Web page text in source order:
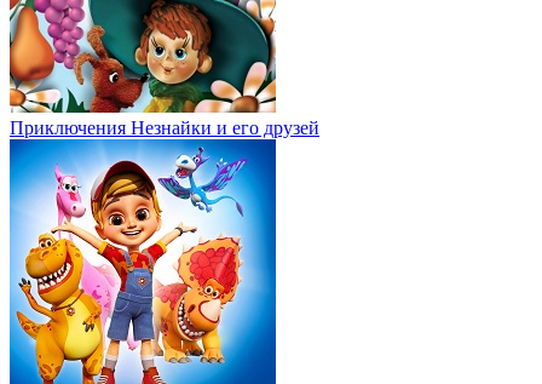
Приключения Незнайки и его друзей